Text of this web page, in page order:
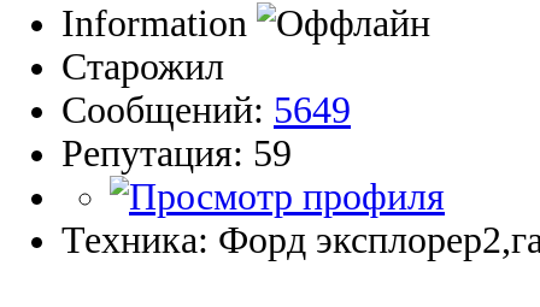
Information
Старожил
Сообщений: 5649
Репутация: 59
Техника: Форд